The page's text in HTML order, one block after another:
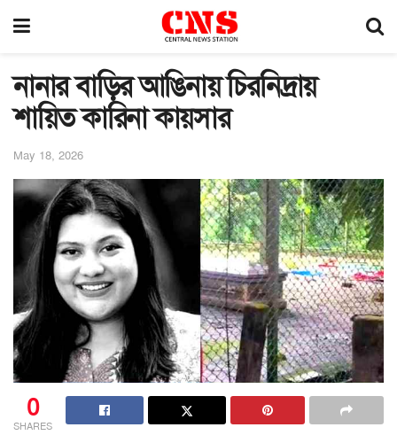
নানার বাড়ির আঙিনায় চিরনিদ্রায়
শায়িত কারিনা কায়সার
May 18, 2026
0
SHARES